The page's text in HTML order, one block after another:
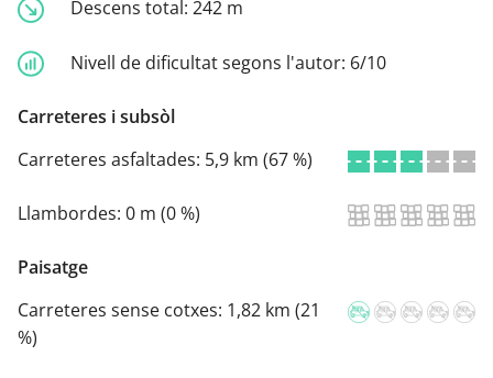
Descens total: 242 m
Nivell de dificultat segons l'autor: 6/10
Carreteres i subsòl
Carreteres asfaltades: 5,9 km (67 %)
Llambordes: 0 m (0 %)
Paisatge
Carreteres sense cotxes: 1,82 km (21
%)